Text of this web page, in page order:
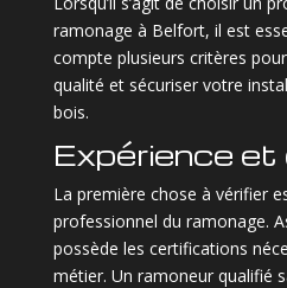
ramonage à Belfort, il est
compte plusieurs critères
qualité et sécuriser votre
bois.
Expérience
La première chose à vérifier
professionnel du ramonage.
possède les certifications
métier. Un ramoneur qualifié